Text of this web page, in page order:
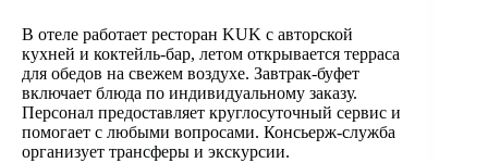
В отеле работает ресторан KUK с авторской
кухней и коктейль-бар, летом открывается терраса
для обедов на свежем воздухе. Завтрак-буфет
включает блюда по индивидуальному заказу.
Персонал предоставляет круглосуточный сервис и
помогает с любыми вопросами. Консьерж-служба
организует трансферы и экскурсии.